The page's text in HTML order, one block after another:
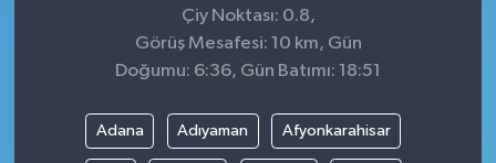
Çiy Noktası: 0.8,
Görüş Mesafesi: 10 km, Gün
Doğumu: 6:36, Gün Batımı: 18:51
Adana Adıyaman Afyonkarahisar